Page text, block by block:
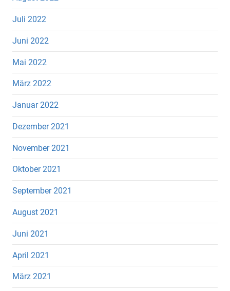
Juli 2022
Juni 2022
Mai 2022
März 2022
Januar 2022
Dezember 2021
November 2021
Oktober 2021
September 2021
August 2021
Juni 2021
April 2021
März 2021